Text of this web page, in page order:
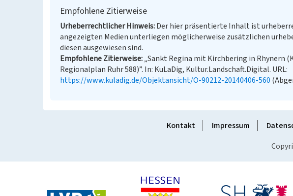
Empfohlene Zitierweise
Urheberrechtlicher Hinweis Der hier präsentierte Inhalt ist
angezeigten Medien unterliegen möglicherweise zusätzlichen
diesen ausgewiesen sind.
Empfohlene Zitierweise „Sankt Regina mit Kirchbering in Rhynern
Regionalplan Ruhr 588)”. In: KuLaDig, Kultur.Landschaft.Digital. URL:
https://www.kuladig.de/Objektansicht/O-90212-20140406-560
Kontakt Impressum